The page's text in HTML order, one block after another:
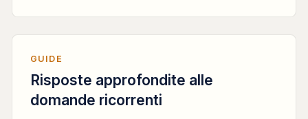
GUIDE
Risposte approfondite alle
domande ricorrenti